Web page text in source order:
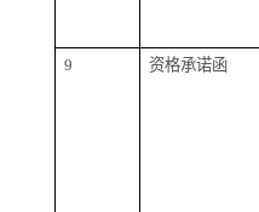
9 资格承诺函